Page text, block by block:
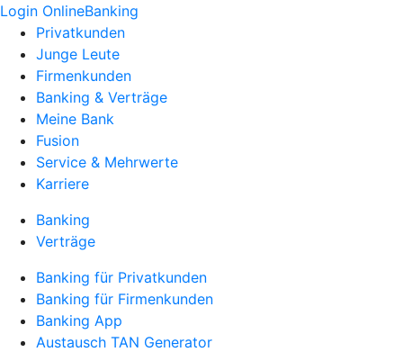
Login OnlineBanking
Privatkunden
Junge Leute
Firmenkunden
Banking & Verträge
Meine Bank
Fusion
Service & Mehrwerte
Karriere
Banking
Verträge
Banking für Privatkunden
Banking für Firmenkunden
Banking App
Austausch TAN Generator